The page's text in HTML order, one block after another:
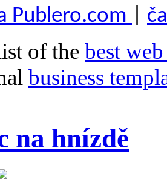
Publero.com
of the best
business
na hnízdě